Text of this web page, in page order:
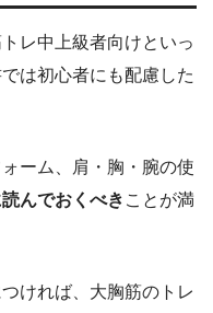
レ中上級者向けといっ
は初心者にも配慮した
ーム、肩・胸・腕の使
んでおくべき ことが満
ければ、大胸筋のトレ